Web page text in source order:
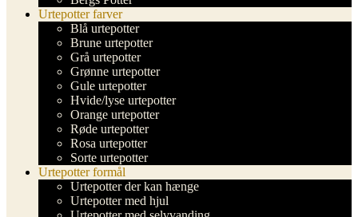
Urtepotter farver
Blå urtepotter
Brune urtepotter
Grå urtepotter
Grønne urtepotter
Gule urtepotter
Hvide/lyse urtepotter
Orange urtepotter
Røde urtepotter
Rosa urtepotter
Sorte urtepotter
Urtepotter formål
Urtepotter der kan hænge
Urtepotter med hjul